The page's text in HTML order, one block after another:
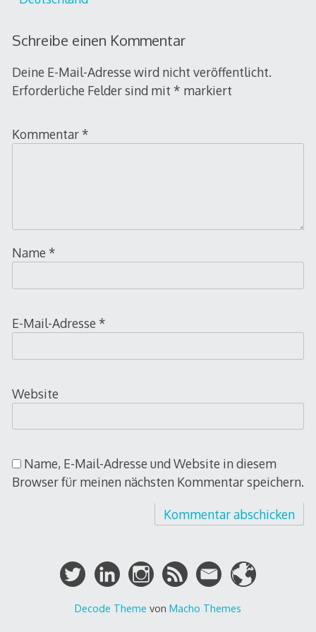
Schreibe einen Kommentar
Deine E-Mail-Adresse wird nicht veröffentlicht.
Erforderliche Felder sind mit * markiert
Kommentar *
Name *
E-Mail-Adresse *
Website
Name, E-Mail-Adresse und Website in diesem
Browser für meinen nächsten Kommentar speichern.
Decode Theme von Macho Themes